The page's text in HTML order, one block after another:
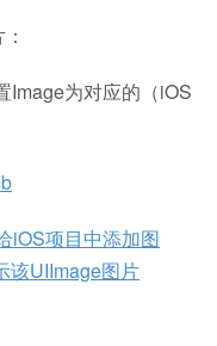
Image为对应的（iOS
iOS项目中添加图
该UIImage图片